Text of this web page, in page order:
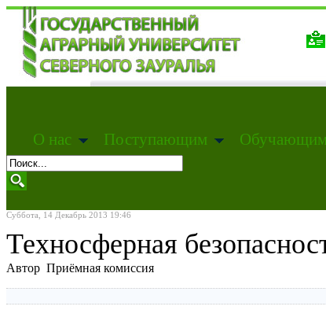
О нас Поступающим
Суббота, 14 Декабрь 2013 19:46
Техносферная
Автор Приёмная комиссия